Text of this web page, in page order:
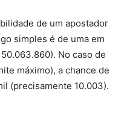
de um apostador
simples é de uma em
No caso de
máximo), a chance de
(precisamente 10.003).